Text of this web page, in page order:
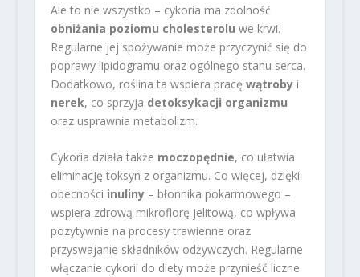
Ale to nie wszystko – cykoria ma zdolność
obniżania poziomu cholesterolu we krwi.
Regularne jej spożywanie może przyczynić się do
poprawy lipidogramu oraz ogólnego stanu serca.
Dodatkowo, roślina ta wspiera pracę wątrobyi
nerek, co sprzyja detoksykacji organizmu
oraz usprawnia metabolizm.
Cykoria działa także moczopędnie, co ułatwia
eliminację toksyn z organizmu. Co więcej, dzięki
obecności inuliny– błonnika pokarmowego –
wspiera zdrową mikroflorę jelitową, co wpływa
pozytywnie na procesy trawienne oraz
przyswajanie składników odżywczych. Regularne
włączanie cykorii do diety może przynieść liczne